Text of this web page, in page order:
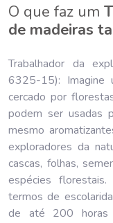
O que faz um
de madeiras
Trabalhador da
6325-15): Imagine
cercado por
podem ser usadas
mesmo
exploradores da
cascas, folhas,
espécies
termos de
de até 200 horas